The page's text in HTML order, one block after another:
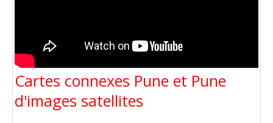
Cartes connexes Pune et Pune
d'images satellites